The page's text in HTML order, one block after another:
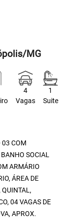
MG
4
Vagas
1
Suite
03 COM
SOCIAL
ARMÁRIO
ÁREA DE
QUINTAL,
04 VAGAS DE
APROX.